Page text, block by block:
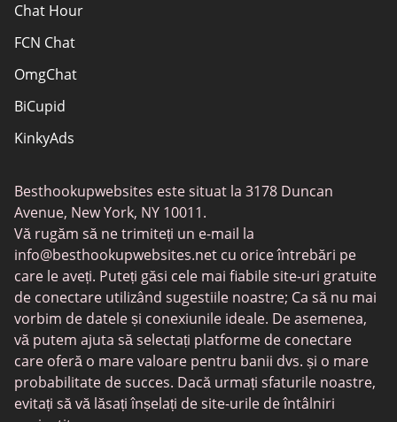
Chat Hour
FCN Chat
OmgChat
BiCupid
KinkyAds
Together2Night
MyLOL
Swingtowns
Instabang
Besthookupwebsites este situat la 3178 Duncan
Avenue, New York, NY 10011.
Vă rugăm să ne trimiteți un e-mail la
info@besthookupwebsites.net cu orice întrebări pe
care le aveți. Puteți găsi cele mai fiabile site-uri gratuite
de conectare utilizând sugestiile noastre; Ca să nu mai
vorbim de datele și conexiunile ideale. De asemenea,
vă putem ajuta să selectați platforme de conectare
care oferă o mare valoare pentru banii dvs. și o mare
probabilitate de succes. Dacă urmați sfaturile noastre,
evitați să vă lăsați înșelați de site-urile de întâlniri